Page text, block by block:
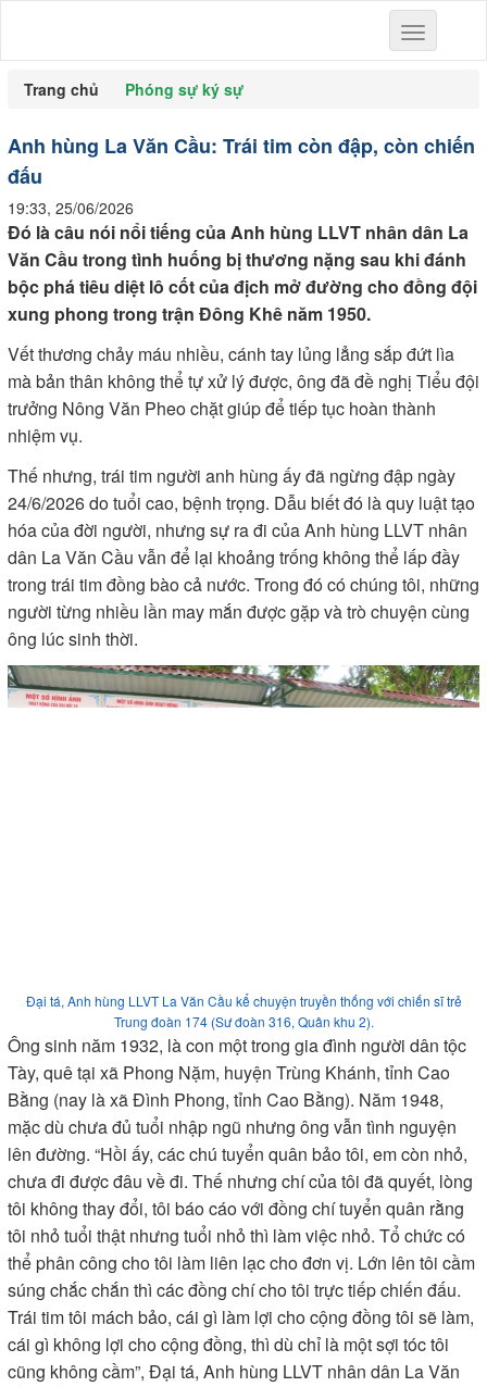
Toggle
navigation
Trang chủ
Phóng sự ký sự
Anh hùng La Văn Cầu: Trái tim còn đập, còn chiến
đấu
19:33, 25/06/2026
Đó là câu nói nổi tiếng của Anh hùng LLVT nhân dân La
Văn Cầu trong tình huống bị thương nặng sau khi đánh
bộc phá tiêu diệt lô cốt của địch mở đường cho đồng đội
xung phong trong trận Đông Khê năm 1950.
Vết thương chảy máu nhiều, cánh tay lủng lẳng sắp đứt lìa
mà bản thân không thể tự xử lý được, ông đã đề nghị Tiểu đội
trưởng Nông Văn Pheo chặt giúp để tiếp tục hoàn thành
nhiệm vụ.
Thế nhưng, trái tim người anh hùng ấy đã ngừng đập ngày
24/6/2026 do tuổi cao, bệnh trọng. Dẫu biết đó là quy luật tạo
hóa của đời người, nhưng sự ra đi của Anh hùng LLVT nhân
dân La Văn Cầu vẫn để lại khoảng trống không thể lấp đầy
trong trái tim đồng bào cả nước. Trong đó có chúng tôi, những
người từng nhiều lần may mắn được gặp và trò chuyện cùng
ông lúc sinh thời.
Đại tá, Anh hùng LLVT La Văn Cầu kể chuyện truyền thống với chiến sĩ trẻ
Trung đoàn 174 (Sư đoàn 316, Quân khu 2).
Ông sinh năm 1932, là con một trong gia đình người dân tộc
Tày, quê tại xã Phong Nặm, huyện Trùng Khánh, tỉnh Cao
Bằng (nay là xã Đình Phong, tỉnh Cao Bằng). Năm 1948,
mặc dù chưa đủ tuổi nhập ngũ nhưng ông vẫn tình nguyện
lên đường. “Hồi ấy, các chú tuyển quân bảo tôi, em còn nhỏ,
chưa đi được đâu về đi. Thế nhưng chí của tôi đã quyết, lòng
tôi không thay đổi, tôi báo cáo với đồng chí tuyển quân rằng
tôi nhỏ tuổi thật nhưng tuổi nhỏ thì làm việc nhỏ. Tổ chức có
thể phân công cho tôi làm liên lạc cho đơn vị. Lớn lên tôi cầm
súng chắc chắn thì các đồng chí cho tôi trực tiếp chiến đấu.
Trái tim tôi mách bảo, cái gì làm lợi cho cộng đồng tôi sẽ làm,
cái gì không lợi cho cộng đồng, thì dù chỉ là một sợi tóc tôi
cũng không cầm”, Đại tá, Anh hùng LLVT nhân dân La Văn